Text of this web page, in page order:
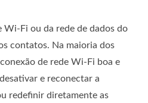
Wi-Fi ou da rede de dados do
contatos. Na maioria dos
de rede Wi-Fi boa e
e reconectar a
redefinir diretamente as